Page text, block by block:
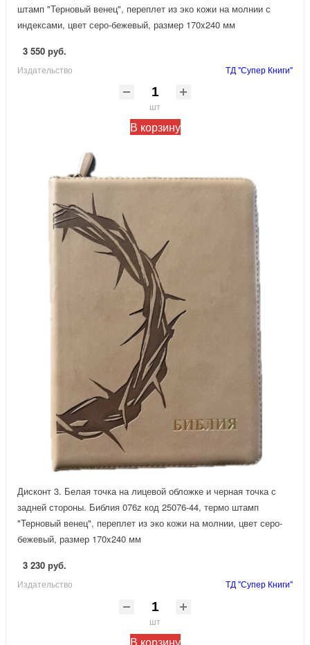
штамп "Терновый венец", переплет из эко кожи на молнии с
индексами, цвет серо-бежевый, размер 170x240 мм
3 550 руб.
Издательство ТД "Супер Книги"
шт
В корзину
Дисконт 3. Белая точка на лицевой обложке и черная точка с
задней стороны. Библия 076z код 25076-44, термо штамп
"Терновый венец", переплет из эко кожи на молнии, цвет серо-
бежевый, размер 170x240 мм
3 230 руб.
Издательство ТД "Супер Книги"
шт
В корзину